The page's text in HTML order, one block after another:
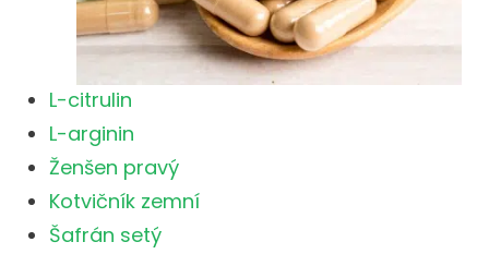
L-citrulin
L-arginin
Ženšen pravý
Kotvičník zemní
Šafrán setý